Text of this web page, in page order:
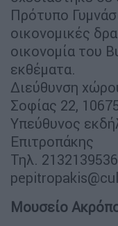
Πρότυπο
οικονομικές
οικονομία του
εκθέματα.
Διεύθυνση
Σοφίας 22,
Υπεύθυνος
Επιτροπάκης
Τηλ.
Μουσείο